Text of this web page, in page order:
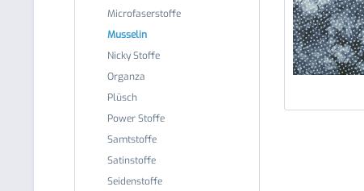
Microfaserstoffe
Musselin
Nicky Stoffe
Organza
Plüsch
Power Stoffe
Samtstoffe
Satinstoffe
Seidenstoffe